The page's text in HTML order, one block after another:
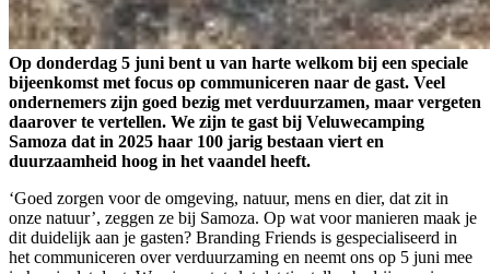
Op donderdag 5 juni bent u van harte welkom bij een speciale
bijeenkomst met focus op communiceren naar de gast. Veel
ondernemers zijn goed bezig met verduurzamen, maar vergeten
daarover te vertellen. We zijn te gast bij Veluwecamping
Samoza dat in 2025 haar 100 jarig bestaan viert en
duurzaamheid hoog in het vaandel heeft.
‘Goed zorgen voor de omgeving, natuur, mens en dier, dat zit in
onze natuur’, zeggen ze bij Samoza. Op wat voor manieren maak je
dit duidelijk aan je gasten? Branding Friends is gespecialiseerd in
het communiceren over verduurzaming en neemt ons op 5 juni mee